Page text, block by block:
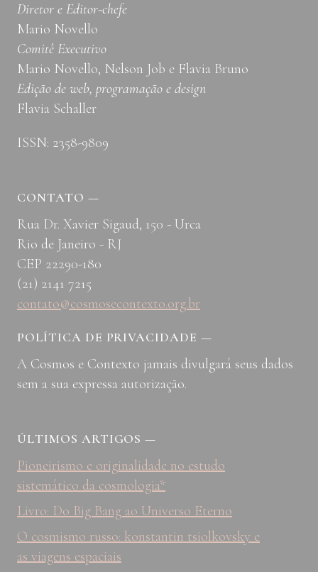
Diretor e Editor-chefe
Mario Novello
Comitê Executivo
Mario Novello, Nelson Job e Flavia Bruno
Edição de web, programação e design
Flavia Schaller
ISSN: 2358-9809
CONTATO —
Rua Dr. Xavier Sigaud, 150 - Urca
Rio de Janeiro - RJ
CEP 22290-180
(21) 2141 7215
contato@cosmosecontexto.org.br
POLÍTICA DE PRIVACIDADE—
A Cosmos e Contexto jamais divulgará seus dados
sem a sua expressa autorização.
ÚLTIMOS ARTIGOS—
Pioneirismo e originalidade no estudo
sistemático da cosmologia*
Livro: Do Big Bang ao Universo Eterno
O cosmismo russo: konstantin tsiolkovsky e
as viagens espaciais